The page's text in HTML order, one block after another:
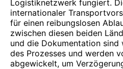
Logistiknetzwerk fungiert.
internationaler
für einen reibungslosen
zwischen diesen beiden
und die Dokumentation sind
des Prozesses und werden
abgewickelt, um